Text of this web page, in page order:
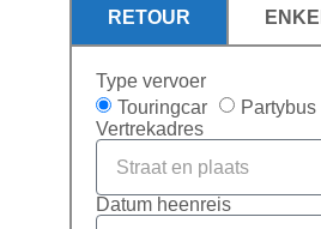
RETOUR
Type vervoer
Touringcar
Partybus
Vertrekadres
Datum heenreis